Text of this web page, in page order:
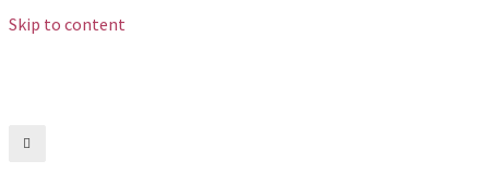
Skip to content